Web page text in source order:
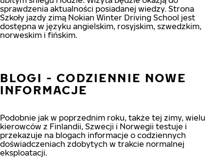
sprawdzenia aktualności posiadanej wiedzy. Strona
Szkoły jazdy zimą Nokian Winter Driving School jest
dostępna w języku angielskim, rosyjskim, szwedzkim,
norweskim i fińskim.
BLOGI - CODZIENNIE NOWE
INFORMACJE
Podobnie jak w poprzednim roku, także tej zimy, wielu
kierowców z Finlandii, Szwecji i Norwegii testuje i
przekazuje na blogach informacje o codziennych
doświadczeniach zdobytych w trakcie normalnej
eksploatacji.